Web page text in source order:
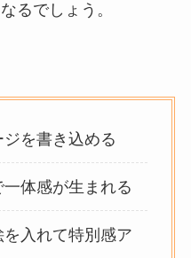
るでしょう。
を書き込める
体感が生まれる
入れて特別感ア